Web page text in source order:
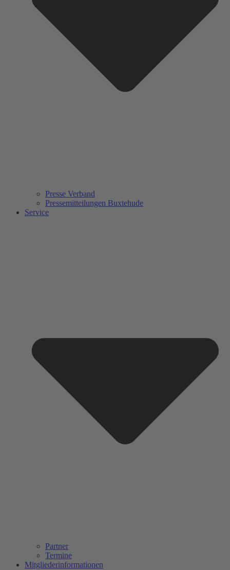
Presse Verband
Pressemitteilungen Buxtehude
Service
Partner
Termine
Mitgliederinformationen